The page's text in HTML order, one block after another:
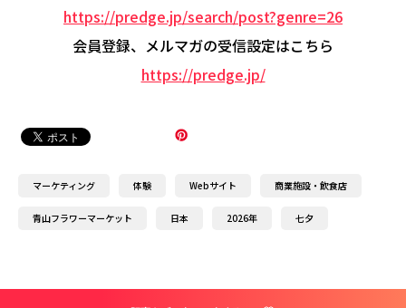
https://predge.jp/search/post?genre=26
会員登録、メルマガの受信設定はこちら
https://predge.jp/
マーケティング 体験 Webサイト 商業施設・飲食店
青山フラワーマーケット 日本 2026年 七夕